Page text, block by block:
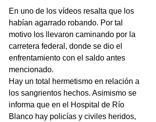
En uno de los vídeos resalta que los
habían agarrado robando. Por tal
motivo los llevaron caminando por la
carretera federal, donde se dio el
enfrentamiento con el saldo antes
mencionado.
Hay un total hermetismo en relación a
los sangrientos hechos. Asimismo se
informa que en el Hospital de Río
Blanco hay policías y civiles heridos,